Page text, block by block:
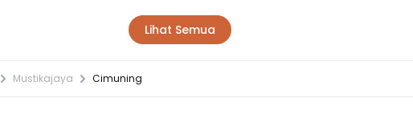
Lihat Semua
Mustikajaya Cimuning